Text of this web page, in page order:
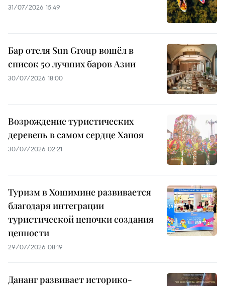
31/07/2026 15:49
Бар отеля Sun Group вошёл в
список 50 лучших баров Азии
30/07/2026 18:00
Возрождение туристических
деревень в самом сердце Ханоя
30/07/2026 02:21
Туризм в Хошимине развивается
благодаря интеграции
туристической цепочки создания
ценности
29/07/2026 08:19
Дананг развивает историко-